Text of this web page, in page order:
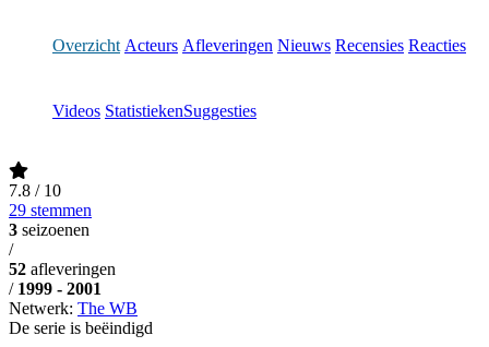
Overzicht Acteurs Afleveringen Nieuws Recensies Reacties
Videos StatistiekenSuggesties
7.8 / 10
29 stemmen
3 seizoenen
/
52 afleveringen
/ 1999 - 2001
Netwerk: The WB
De serie is beëindigd